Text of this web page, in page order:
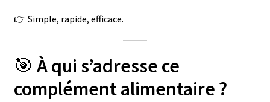
👉 Simple, rapide, efficace.
🎯 À qui s’adresse ce
complément alimentaire ?